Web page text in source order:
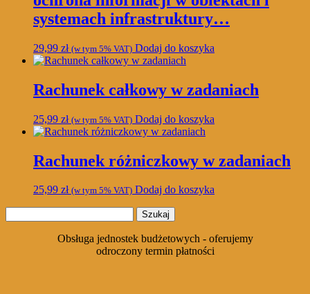
systemach infrastruktury…
29,99 zł (w tym 5% VAT) Dodaj do koszyka
Rachunek całkowy w zadaniach
25,99 zł (w tym 5% VAT) Dodaj do koszyka
Rachunek różniczkowy w zadaniach
25,99 zł (w tym 5% VAT) Dodaj do koszyka
Obsługa jednostek budżetowych - oferujemy
odroczony termin płatności